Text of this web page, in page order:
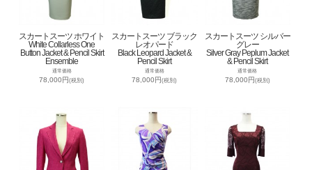
スカートスーツ ホワイト
White Collarless One
Button Jacket & Pencil Skirt
Ensemble
通常価格
78,000円(税別)
スカートスーツ ブラック
レオパード
Black Leopard Jacket &
Pencil Skirt
通常価格
78,000円(税別)
スカートスーツ シルバー
グレー
Silver Gray Peplum Jacket
& Pencil Skirt
通常価格
78,000円(税別)